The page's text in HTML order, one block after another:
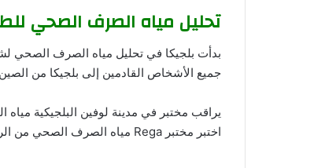
تحليل مياه الصرف الصحي
بدأت بلجيكا في تحليل مياه الصرف الصحي
جميع الأشخاص القادمين إلى بلجيكا من
يراقب مختبر في مدينة لوفين البلجيكية
اختبر مختبر Rega مياه الصرف الصحي من الرحلات الجوية في 7 و 10 و 12 و 13 و 14 يناير.